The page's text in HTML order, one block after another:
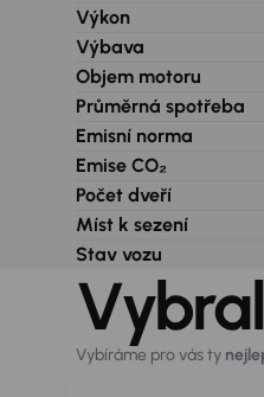
Výkon
Výbava
Objem motoru
Průměrná spotřeba
Emisní norma
Emise CO₂
Počet dveří
Míst k sezení
Stav vozu
Vybíráme pro vás ty